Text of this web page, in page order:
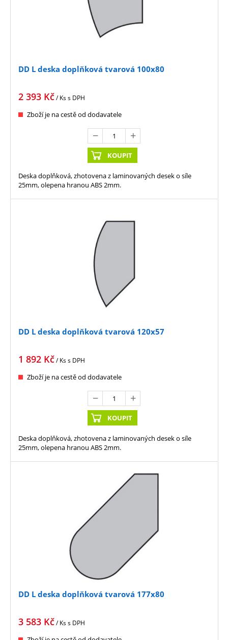
DD L deska doplňková tvarová 100x80
2 393 Kč/ Kss DPH
Zboží je na cestě od dodavatele
KOUPIT
Deska doplňková, zhotovena z laminovaných desek o síle
25mm, olepena hranou ABS 2mm.
DD L deska doplňková tvarová 120x57
1 892 Kč/ Kss DPH
Zboží je na cestě od dodavatele
KOUPIT
Deska doplňková, zhotovena z laminovaných desek o síle
25mm, olepena hranou ABS 2mm.
DD L deska doplňková tvarová 177x80
3 583 Kč/ Kss DPH